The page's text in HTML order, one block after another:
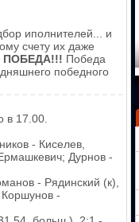
иполнителей... и
счету их даже
ПОБЕДА!!! Победа
победного
в 17.00.
- Киселев,
Дурнов -
- Рядинский (к),
-